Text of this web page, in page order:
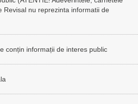
Revisal nu reprezinta informatii de
conțin informații de interes public